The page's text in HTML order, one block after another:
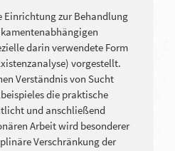
Einrichtung zur Behandlung
darin verwendete Form
vorgestellt.
Verständnis von Sucht
die praktische
und anschließend
Arbeit wird besonderer
Verschränkung der